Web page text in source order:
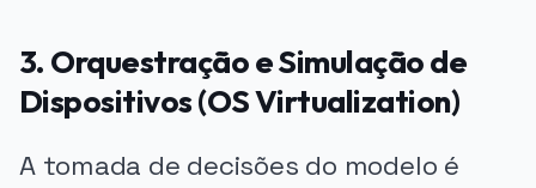
3. Orquestração e Simulação de
Dispositivos (OS Virtualization)
A tomada de decisões do modelo é